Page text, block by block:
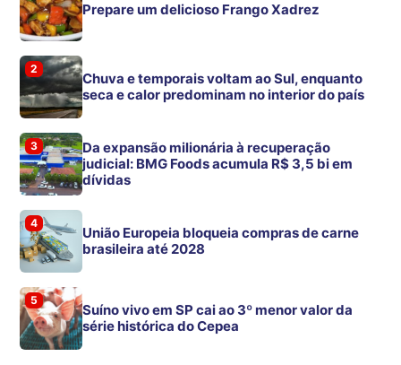
Prepare um delicioso Frango Xadrez
2
Chuva e temporais voltam ao Sul, enquanto
seca e calor predominam no interior do país
3
Da expansão milionária à recuperação
judicial: BMG Foods acumula R$ 3,5 bi em
dívidas
4
União Europeia bloqueia compras de carne
brasileira até 2028
5
Suíno vivo em SP cai ao 3º menor valor da
série histórica do Cepea